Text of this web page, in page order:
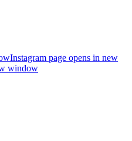
Instagram page opens in new
window